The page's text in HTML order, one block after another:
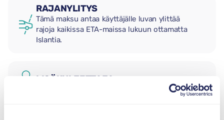
RAJANYLITYS
Tämä maksu antaa käyttäjälle luvan ylittää
rajoja kaikissa ETA-maissa lukuun ottamatta
Islantia.
LISÄKULJETTAJA